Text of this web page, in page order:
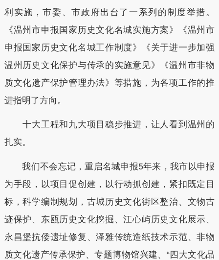
利实施，市委、市政府出台了一系列的制度举措。
《温州市申报国家历史文化名城实施方案》《温州市
申报国家历史文化名城工作制度》《关于进一步加强
温州历史文化保护与传承的实施意见》《温州市非物
质文化遗产保护管理办法》等措施，为各项工作的推
进指明了方向。
十大工程和九大项目稳步推进，让人看到温州的
扎实。
我们不会忘记，重启名城申报5年来，我市以申报
为手段，以项目促创建，以行动抓创建，紧扣既定目
标，科学编制规划，古城历史文化街区整治、文物古
迹保护、东瓯历史文化挖掘、江心屿历史文化展示、
永昌堡抗倭遗址修复、泽雅传统造纸技术示范、非物
质文化遗产传承保护、专题博物馆兴建、“四大文化品